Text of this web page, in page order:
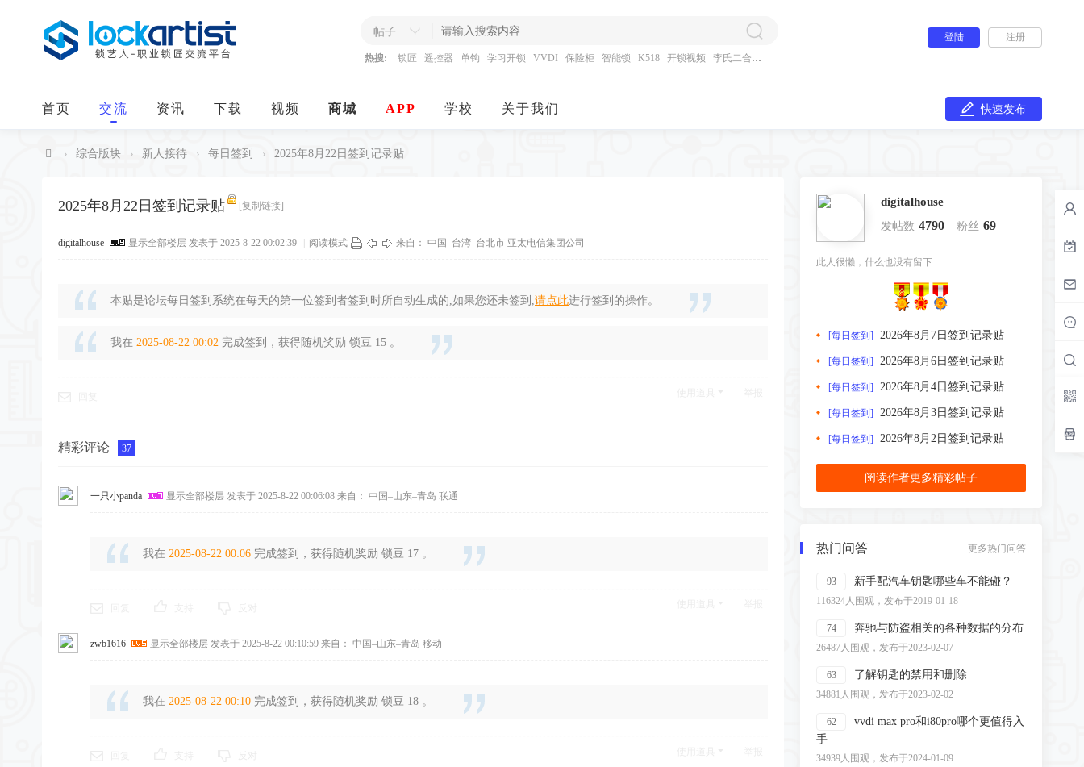
帖子
热搜: 锁匠 遥控器 单钩 学习开锁 VVDI 保险柜 智能锁 K518 开锁视频 李氏二合一
登陆 注册
首页 交流 资讯 下载 视频 商城 APP 学校 关于我们 快速发布
› 综合版块 › 新人接待 › 每日签到 › 2025年8月22日签到记录贴
digitalhouse
发帖数 4790 粉丝 69
此人很懒，什么也没有留下
[每日签到] 2026年8月7日签到记录贴
[每日签到] 2026年8月6日签到记录贴
[每日签到] 2026年8月4日签到记录贴
[每日签到] 2026年8月3日签到记录贴
[每日签到] 2026年8月2日签到记录贴
阅读作者更多精彩帖子
热门问答 更多热门问答
93 新手配汽车钥匙哪些车不能碰？
116324人围观，发布于2019-01-18
74 奔驰与防盗相关的各种数据的分布
26487人围观，发布于2023-02-07
63 了解钥匙的禁用和删除
34881人围观，发布于2023-02-02
62
vvdi max pro和i80pro哪个更值得入
手
34939人围观，发布于2024-01-09
2025年8月22日签到记录贴 [复制链接]
digitalhouse 显示全部楼层 发表于 2025-8-22 00:02:39 阅读模式 来自： 中国–台湾–台北市 亚太电信集团公司
本贴是论坛每日签到系统在每天的第一位签到者签到时所自动生成的,如果您还未签到,请点此进行签到的操作。
我在 2025-08-22 00:02 完成签到，获得随机奖励 锁豆 15 。
精彩评论 37
一只小panda 显示全部楼层 发表于 2025-8-22 00:06:08 来自： 中国–山东–青岛 联通
我在 2025-08-22 00:06 完成签到，获得随机奖励 锁豆 17 。
zwb1616 显示全部楼层 发表于 2025-8-22 00:10:59 来自： 中国–山东–青岛 移动
我在 2025-08-22 00:10 完成签到，获得随机奖励 锁豆 18 。